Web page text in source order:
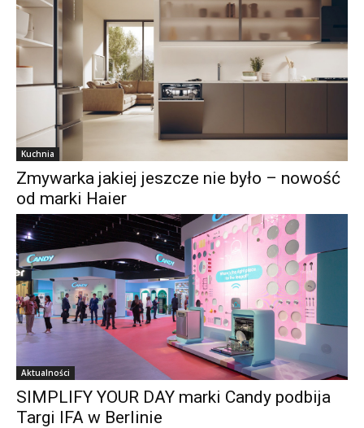
Kuchnia
Zmywarka jakiej jeszcze nie było – nowość
od marki Haier
Aktualności
SIMPLIFY YOUR DAY marki Candy podbija
Targi IFA w Berlinie